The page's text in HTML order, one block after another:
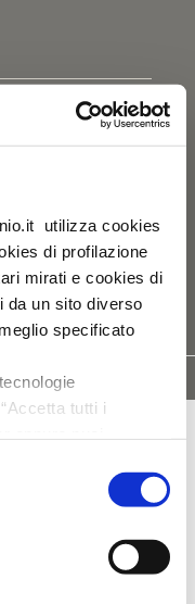
utilizza cookies
di profilazione
mirati e cookies di
da un sito diverso
specificato
tutti i
selezionati".
in qualsiasi
RICAMBI